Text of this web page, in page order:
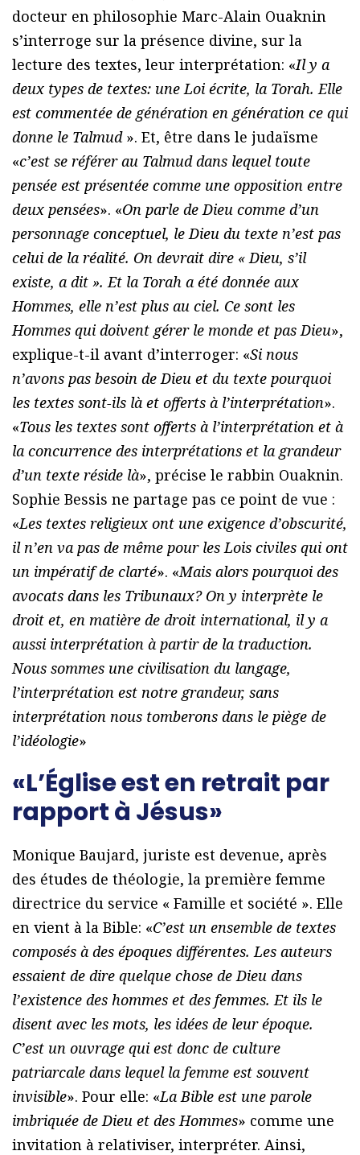
docteur en philosophie Marc-Alain Ouaknin
s’interroge sur la présence divine, sur la
lecture des textes, leur interprétation: «Il y a
deux types de textes: une Loi écrite, la Torah. Elle
est commentée de génération en génération ce qui
donne le Talmud ». Et, être dans le judaïsme
«c’est se référer au Talmud dans lequel toute
pensée est présentée comme une opposition entre
deux pensées». «On parle de Dieu comme d’un
personnage conceptuel, le Dieu du texte n’est pas
celui de la réalité. On devrait dire « Dieu, s’il
existe, a dit ». Et la Torah a été donnée aux
Hommes, elle n’est plus au ciel. Ce sont les
Hommes qui doivent gérer le monde et pas Dieu»,
explique-t-il avant d’interroger: «Si nous
n’avons pas besoin de Dieu et du texte pourquoi
les textes sont-ils là et offerts à l’interprétation».
«Tous les textes sont offerts à l’interprétation et à
la concurrence des interprétations et la grandeur
d’un texte réside là», précise le rabbin Ouaknin.
Sophie Bessis ne partage pas ce point de vue :
«Les textes religieux ont une exigence d’obscurité,
il n’en va pas de même pour les Lois civiles qui ont
un impératif de clarté». «Mais alors pourquoi des
avocats dans les Tribunaux? On y interprète le
droit et, en matière de droit international, il y a
aussi interprétation à partir de la traduction.
Nous sommes une civilisation du langage,
l’interprétation est notre grandeur, sans
interprétation nous tomberons dans le piège de
l’idéologie»
«L’Église est en retrait par
rapport à Jésus»
Monique Baujard, juriste est devenue, après
des études de théologie, la première femme
directrice du service « Famille et société ». Elle
en vient à la Bible: «C’est un ensemble de textes
composés à des époques différentes. Les auteurs
essaient de dire quelque chose de Dieu dans
l’existence des hommes et des femmes. Et ils le
disent avec les mots, les idées de leur époque.
C’est un ouvrage qui est donc de culture
patriarcale dans lequel la femme est souvent
invisible». Pour elle: «La Bible est une parole
imbriquée de Dieu et des Hommes» comme une
invitation à relativiser, interpréter. Ainsi,